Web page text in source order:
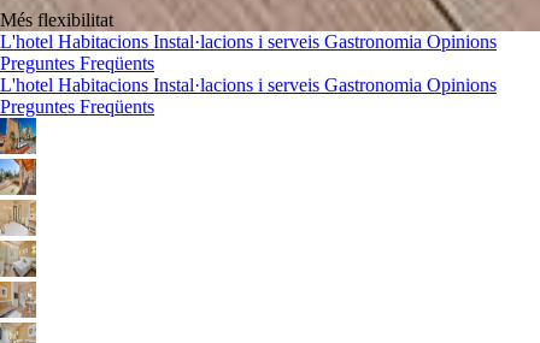
Més flexibilitat
L'hotel Habitacions Instal·lacions i serveis Gastronomia Opinions
Preguntes Freqüents
L'hotel Habitacions Instal·lacions i serveis Gastronomia Opinions
Preguntes Freqüents